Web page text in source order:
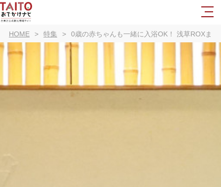
HOME 特集 0歳の赤ちゃんも一緒に入浴OK！ 浅草ROXま